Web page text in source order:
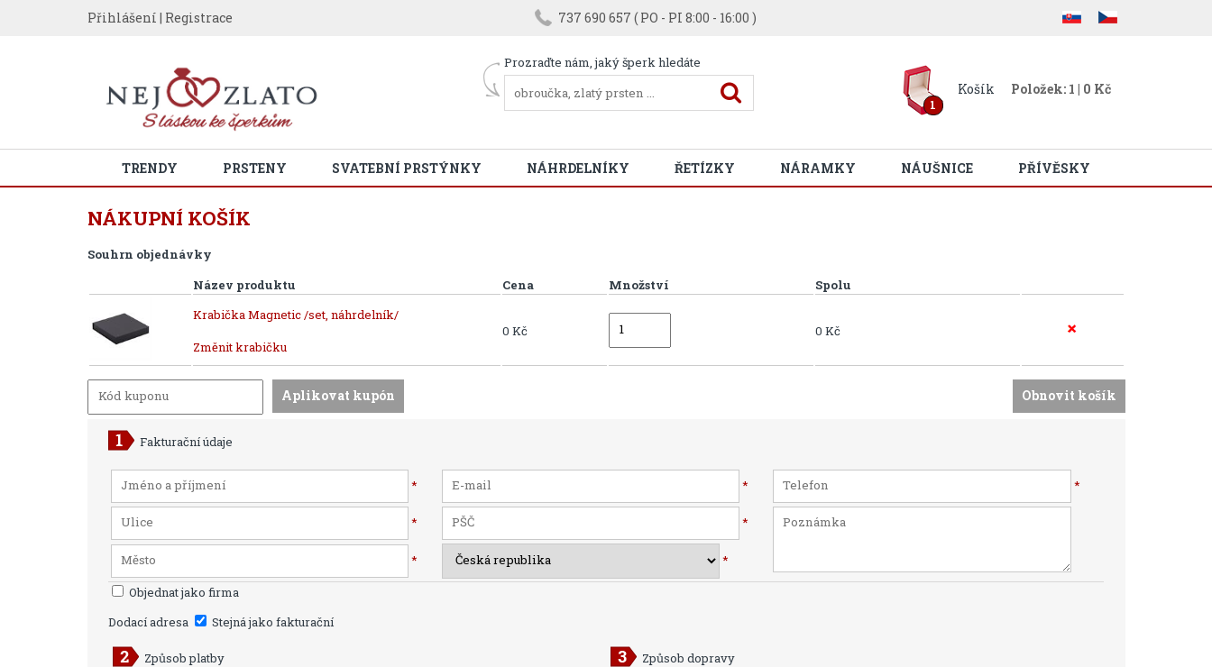
Přihlášení | Registrace 737 690 657 ( PO - PI 8:00 - 16:00 )
Prozraďte nám, jaký šperk hledáte
1
Košík Položek: 1 | 0 Kč
TRENDY PRSTENY SVATEBNÍ PRSTÝNKY NÁHRDELNÍKY ŘETÍZKY NÁRAMKY NÁUŠNICE PŘÍVĚSKY
NÁKUPNÍ KOŠÍK
Souhrn objednávky
Název produktu
Cena Množství
Spolu
Krabička Magnetic /set, náhrdelník/
Změnit krabičku
0 Kč 0 Kč
Fakturační údaje
* * *
* *
*
*
Objednat jako firma
Dodací adresa
Stejná jako fakturační
Způsob platby Způsob dopravy